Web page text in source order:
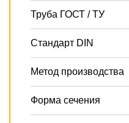
Труба ГОСТ / ТУ
Стандарт DIN
Метод производства
Форма сечения